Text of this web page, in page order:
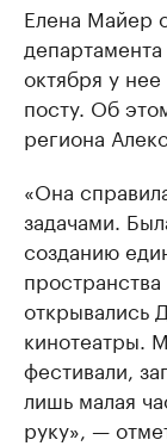
Елена Майер
октября у
посту. Об
региона
«Она
задачами.
созданию
открывались
кинотеатры.
фестивали,
лишь малая
руку», —